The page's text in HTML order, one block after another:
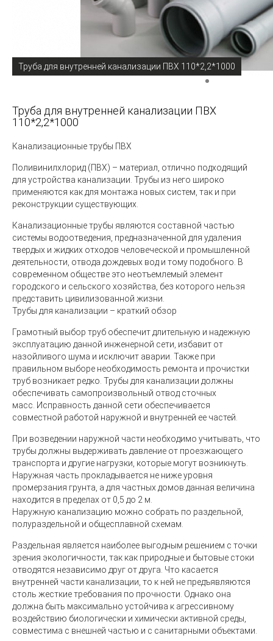
Труба для внутренней канализации ПВХ 110*2,2*1000
Труба для внутренней канализации ПВХ
110*2,2*1000
Канализационные трубы ПВХ
Поливинилхлорид (ПВХ) – материал, отлично подходящий
для устройства канализации. Трубы из него широко
применяются как для монтажа новых систем, так и при
реконструкции существующих.
Канализационные трубы являются составной частью
системы водоотведения, предназначенной для удаления
твердых и жидких отходов человеческой и промышленной
деятельности, отвода дождевых вод и тому подобного. В
современном обществе это неотъемлемый элемент
городского и сельского хозяйства, без которого нельзя
представить цивилизованной жизни.
Трубы для канализации – краткий обзор
Грамотный выбор труб обеспечит длительную и надежную
эксплуатацию данной инженерной сети, избавит от
назойливого шума и исключит аварии. Также при
правильном выборе необходимость ремонта и прочистки
труб возникает редко. Трубы для канализации должны
обеспечивать самопроизвольный отвод сточных
масс. Исправность данной сети обеспечивается
совместной работой наружной и внутренней ее частей.
При возведении наружной части необходимо учитывать, что
трубы должны выдерживать давление от проезжающего
транспорта и другие нагрузки, которые могут возникнуть.
Наружная часть прокладывается не ниже уровня
промерзания грунта, а для частных домов данная величина
находится в пределах от 0,5 до 2 м.
Наружную канализацию можно собрать по раздельной,
полураздельной и общесплавной схемам.
Раздельная является наиболее выгодным решением с точки
зрения экологичности, так как природные и бытовые стоки
отводятся независимо друг от друга. Что касается
внутренней части канализации, то к ней не предъявляются
столь жесткие требования по прочности. Однако она
должна быть максимально устойчива к агрессивному
воздействию биологически и химически активной среды,
совместима с внешней частью и с санитарными объектами.